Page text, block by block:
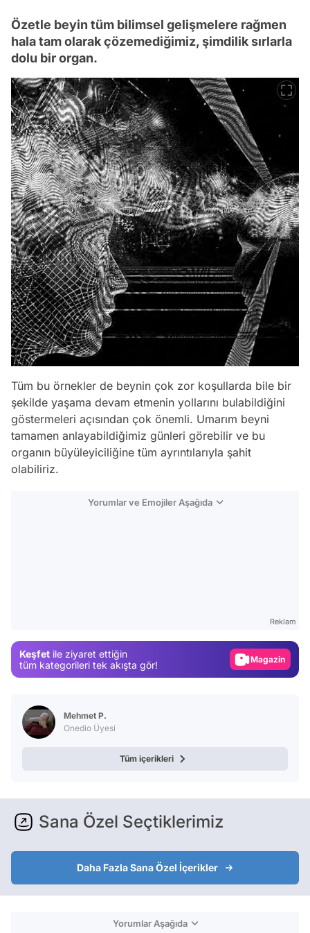
Özetle beyin tüm bilimsel gelişmelere rağmen
hala tam olarak çözemediğimiz, şimdilik sırlarla
dolu bir organ.
Tüm bu örnekler de beynin çok zor koşullarda bile bir
şekilde yaşama devam etmenin yollarını bulabildiğini
göstermeleri açısından çok önemli. Umarım beyni
tamamen anlayabildiğimiz günleri görebilir ve bu
organın büyüleyiciliğine tüm ayrıntılarıyla şahit
olabiliriz.
Yorumlar ve Emojiler Aşağıda
Reklam
Keşfet ile ziyaret ettiğin
tüm kategorileri tek akışta gör!
Magazin
Mehmet P.
Onedio Üyesi
Tüm içerikleri
Sana Özel Seçtiklerimiz
Daha Fazla Sana Özel İçerikler
Yorumlar Aşağıda